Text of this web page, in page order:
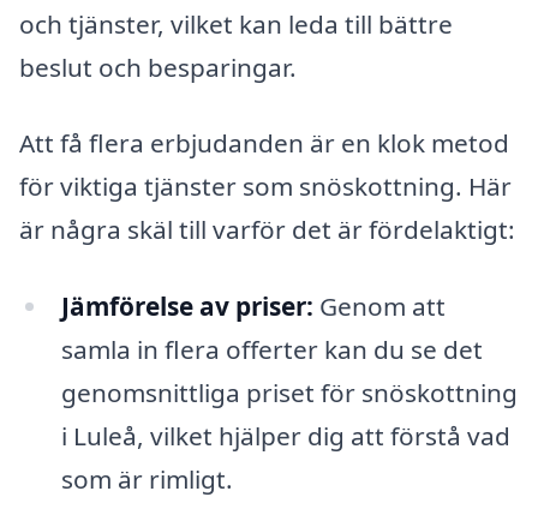
och tjänster, vilket kan leda till bättre
beslut och besparingar.
Att få flera erbjudanden är en klok metod
för viktiga tjänster som snöskottning. Här
är några skäl till varför det är fördelaktigt:
Jämförelse av priser: Genom att
samla in flera offerter kan du se det
genomsnittliga priset för snöskottning
i Luleå, vilket hjälper dig att förstå vad
som är rimligt.